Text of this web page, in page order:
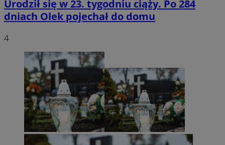
Urodził się w 23. tygodniu ciąży. Po 284
dniach Olek pojechał do domu
4